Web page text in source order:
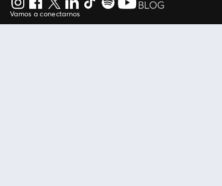
Vamos a conectarnos